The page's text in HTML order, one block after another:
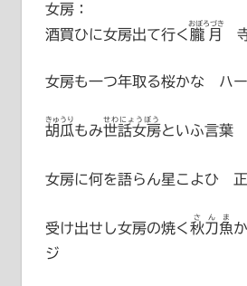
女房：
酒買ひに女房出て行く 朧月
おぼろづき
女房も一つ年取る桜かな ハ
胡瓜
きゅうり
もみ世話女房
せわにょうぼう
といふ言葉
女房に何を語らん星こよひ
受け出せし女房の焼く 秋刀魚
さんま
ジ